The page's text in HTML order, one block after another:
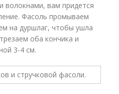
волокнами, вам придется
Фасоль промываем
на дуршлаг, чтобы ушла
оба кончика и
3-4 см.